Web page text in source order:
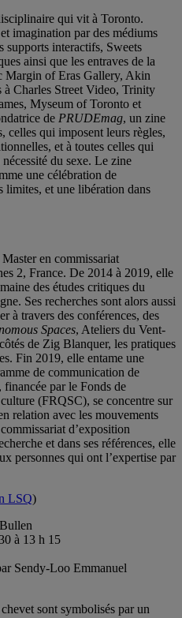
qui vit à Toronto.
imagination par des médiums
supports interactifs, Sweets
ainsi que les entraves de la
Margin of Eras Gallery, Akin
Charles Street Video, Trinity
Myseum of Toronto et
de PRUDEmag, un zine
celles qui imposent leurs règles,
et à toutes celles qui
du sexe. Le zine
une célébration de
limites, et une libération dans
en commissariat
2, France. De 2014 à 2019, elle
des études critiques du
Ses recherches sont alors aussi
à travers des conférences, des
Spaces, Ateliers du Vent-
de Zig Blanquer, les pratiques
Fin 2019, elle entame une
de communication de
par le Fonds de
(FRQSC), se concentre sur
relation avec les mouvements
d’exposition
et dans ses références, elle
personnes qui ont l’expertise par
LSQ)
à 13 h 15
Sendy-Loo Emmanuel
sont symbolisés par un